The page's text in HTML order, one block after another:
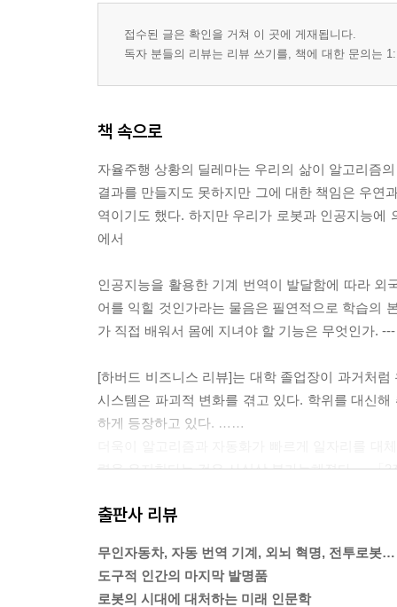
접수된 글은 확인을 거쳐 이 곳에 게재됩니다.
독자 분들의 리뷰는 리뷰 쓰기를, 책에 대한 문의는
책 속으로
자율주행 상황의 딜레마는 우리의 삶이 알고리즘
결과를 만들지도 못하지만 그에 대한 책임은 우연
역이기도 했다. 하지만 우리가 로봇과 인공지능
에서
인공지능을 활용한 기계 번역이 발달함에 따라
어를 익힐 것인가라는 물음은 필연적으로 학습의
가 직접 배워서 몸에 지녀야 할 기능은 무엇인가.
[하버드 비즈니스 리뷰]는 대학 졸업장이 과거처
시스템은 파괴적 변화를 겪고 있다. 학위를 대신
하게 등장하고 있다. ……
력을 유지한다는 것은 사실상 불가능해졌다. ---「3
2011년 퀴즈 대결 [제퍼디 쇼]에서 인간 퀴즈왕을
시스템의 미래를 선보인 아마존의 드론 택배 등
결국 그동안 해당 업무를 수행해온 사람들의 일자
출판사 리뷰
무인자동차, 자동 번역 기계, 외뇌 혁명, 전투로봇…
도구적 인간의 마지막 발명품
로봇의 시대에 대처하는 미래 인문학